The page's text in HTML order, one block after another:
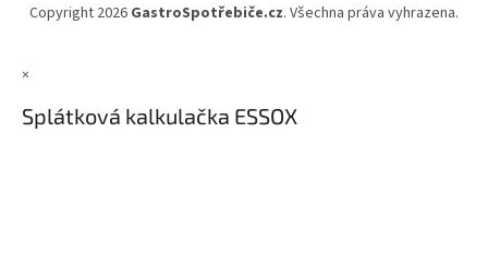
Copyright 2026 GastroSpotřebiče.cz. Všechna práva vyhrazena.
×
Splátková kalkulačka ESSOX